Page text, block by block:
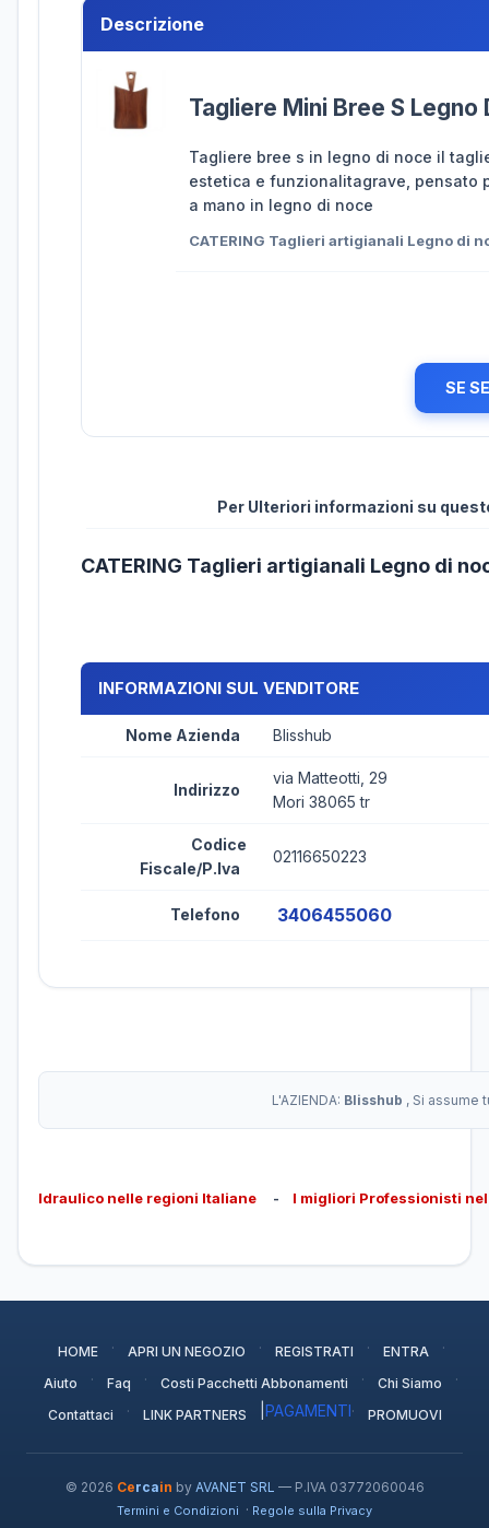
Descrizione
Tagliere Mini Bree S Legno
Tagliere bree s in legno di noce il
estetica e funzionalitagrave, pensato
a mano in legno di noce
CATERING Taglieri artigianali Legno di
SE
Per Ulteriori informazioni su
CATERING Taglieri artigianali Legno di
INFORMAZIONI SUL VENDITORE
Nome Azienda Blisshub
Indirizzo
via Matteotti, 29
Mori 38065 tr
Codice
Fiscale/P.Iva
02116650223
Telefono 3406455060
L'AZIENDA: Blisshub , Si assume
Idraulico nelle regioni Italiane - I migliori Professionisti
HOME · APRI UN NEGOZIO · REGISTRATI · ENTRA ·
Aiuto · Faq · Costi Pacchetti Abbonamenti · Chi Siamo ·
Contattaci · LINK PARTNERS PAGAMENTI· PROMUOVI
© 2026 Cercain by AVANET SRL — P.IVA 03772060046
Termini e Condizioni · Regole sulla Privacy